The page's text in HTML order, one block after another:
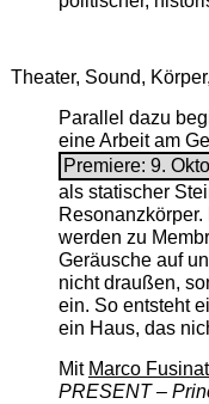
Theater, Sound,
Parallel dazu
eine Arbeit am
Premiere: 9.
als statischer
werden zu
Geräusche auf
nicht draußen,
ein. So entsteht
ein Haus, das
Mit Marco
PRESENT –